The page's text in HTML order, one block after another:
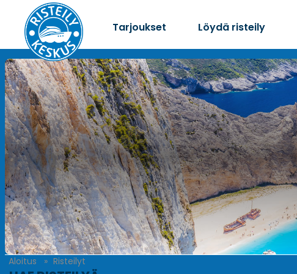
Tarjoukset Löydä risteily
Aloitus Risteilyt